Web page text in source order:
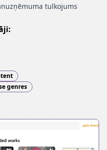
tulkojums
genres